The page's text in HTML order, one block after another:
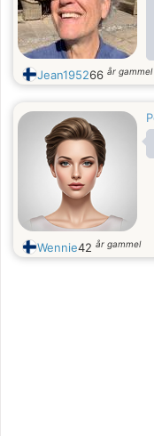
Jean195266 år gammel
Wennie42 år gammel